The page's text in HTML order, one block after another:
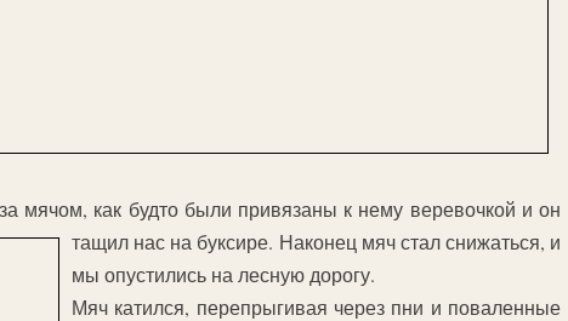
мячом, как будто были привязаны к нему веревочкой и он
тащил нас на буксире. Наконец мяч стал снижаться, и
мы опустились на лесную дорогу.
Мяч катился, перепрыгивая через пни и поваленные